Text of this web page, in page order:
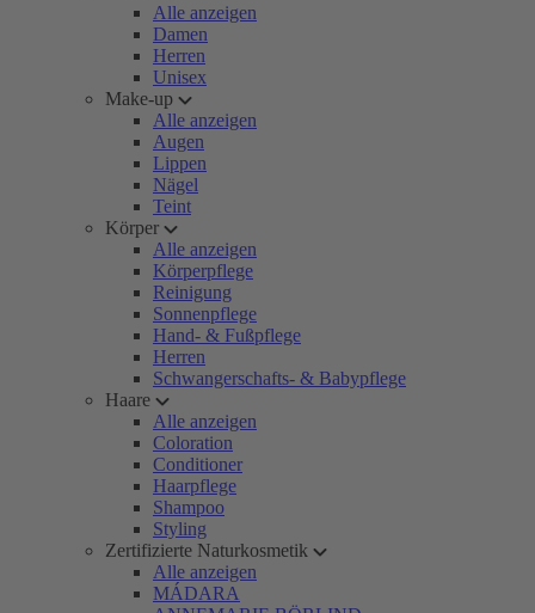
Alle anzeigen
Damen
Herren
Unisex
Make-up
Alle anzeigen
Augen
Lippen
Nägel
Teint
Körper
Alle anzeigen
Körperpflege
Reinigung
Sonnenpflege
Hand- & Fußpflege
Herren
Schwangerschafts- & Babypflege
Haare
Alle anzeigen
Coloration
Conditioner
Haarpflege
Shampoo
Styling
Zertifizierte Naturkosmetik
Alle anzeigen
MÁDARA